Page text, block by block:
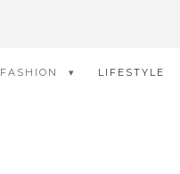
FASHION LIFESTYLE